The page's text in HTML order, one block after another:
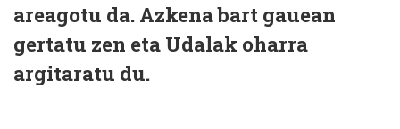
areagotu da. Azkena bart gauean
gertatu zen eta Udalak oharra
argitaratu du.